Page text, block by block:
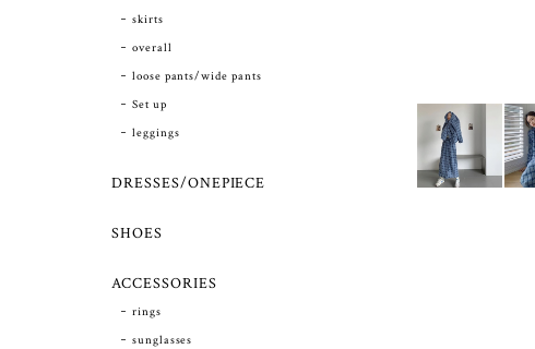
skirts
overall
loose pants/wide pants
Set up
leggings
DRESSES/ONEPIECE
SHOES
ACCESSORIES
rings
sunglasses